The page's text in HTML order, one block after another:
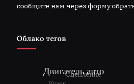
сообщите нам через форму
Облако тегов